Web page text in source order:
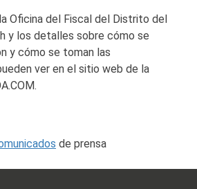
Oficina del Fiscal del Distrito del
y los detalles sobre cómo se
y cómo se toman las
ver en el sitio web de la
de prensa